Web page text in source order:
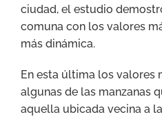
ciudad, el estudio
comuna con los valores
más dinámica.
En esta última los valores
algunas de las manzanas
aquella ubicada vecina a